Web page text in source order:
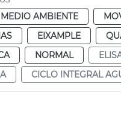
MEDIO AMBIENTE
EIXAMPLE
NORMAL
CICLO INTEGRAL